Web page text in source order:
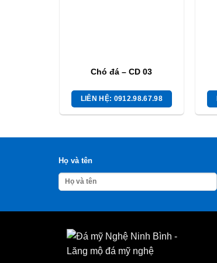
Chó đá – CD 03
LIÊN HỆ: 0912.98.67.98
Họ và tên